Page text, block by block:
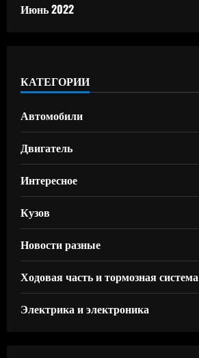
Июнь 2022
КАТЕГОРИИ
Автомобили
Двигатель
Интересное
Кузов
Новости разные
Ходовая часть и тормозная система
Электрика и электроника